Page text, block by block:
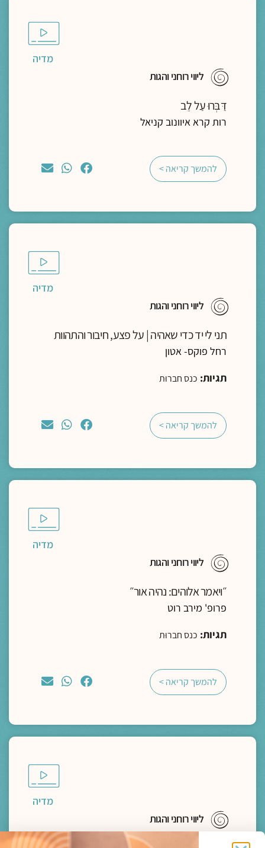
מדיה
ליווי רוחני והגות
דַּבְּרוּ עַל לֵב
רות קרא איוונוב קניאל
להמשך קריאה >
מדיה
ליווי רוחני והגות
תני לי יד כדי שאהיה | על פצע, חיבור והתהוות
רחל פוקס- אטון
תגיות: כנס חברוּת
להמשך קריאה >
מדיה
ליווי רוחני והגות
״ויאמר אלוהים: נהיה אור״
פרופ' מירב רוט
תגיות: כנס חברוּת
להמשך קריאה >
מדיה
ליווי רוחני והגות